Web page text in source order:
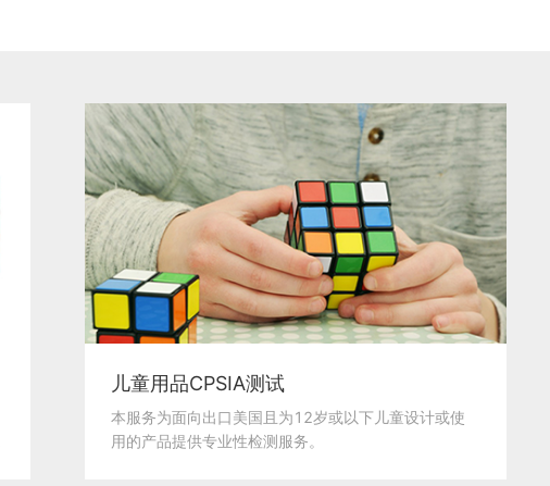
儿童用品CPSIA测试
本服务为面向出口美国且为12岁或以下儿童设计或使
用的产品提供专业性检测服务。